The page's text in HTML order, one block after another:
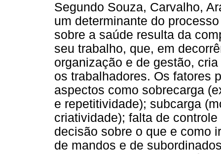
Segundo Souza, Carvalho,
um determinante do
sobre a saúde resulta da
seu trabalho, que, em
organização e de gestão,
os trabalhadores. Os fatores
aspectos como sobrecarga
e repetitividade); subcarga
criatividade); falta de
decisão sobre o que e como
de mandos e de